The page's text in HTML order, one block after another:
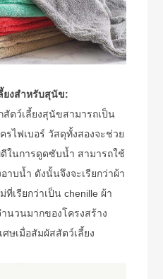
ยงสำหรับสุนัข:
ตว์เลี้ยงสุนัขสามารถเป็น
รไฟเบอร์ วัสดุทั้งสองจะช่วย
นการดูดซับน้ำ สามารถใช้
บน้ำ ดังนั้นจึงจะเรียกว่าผ้า
ที่เรียกว่าเป็น chenille ผ้า
นวนมากของโครงสร้าง
ษเมื่อสัมผัสสัตว์เลี้ยง